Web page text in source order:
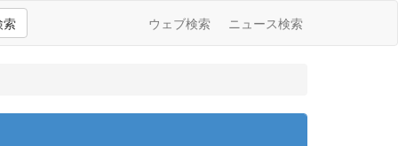
索 ウェブ検索 ニュース検索